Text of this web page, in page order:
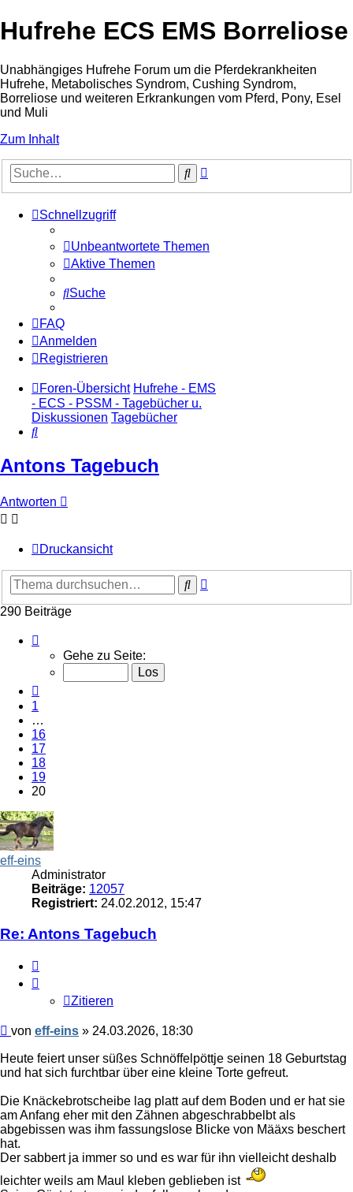
Hufrehe ECS EMS Borreliose
Unabhängiges Hufrehe Forum um die Pferdekrankheiten
Hufrehe, Metabolisches Syndrom, Cushing Syndrom,
Borreliose und weiteren Erkrankungen vom Pferd, Pony, Esel
und Muli
Zum Inhalt
Suche
Schnellzugriff
Unbeantwortete Themen
Aktive Themen
Suche
FAQ
Anmelden
Registrieren
Foren-Übersicht Hufrehe - EMS
- ECS - PSSM - Tagebücher u.
Diskussionen Tagebücher
Suche
Antons Tagebuch
Antworten
Druckansicht
Suche
290 Beiträge
20
20
Gehe zu Seite:
1
…
16
17
18
19
20
eff-eins
Administrator
Beiträge: 12057
Registriert: 24.02.2012, 15:47
Re: Antons Tagebuch
Zitieren
Beitrag
von eff-eins » 24.03.2026, 18:30
Heute feiert unser süßes Schnöffelpöttje seinen 18 Geburtstag
und hat sich furchtbar über eine kleine Torte gefreut.
Die Knäckebrotscheibe lag platt auf dem Boden und er hat sie
am Anfang eher mit den Zähnen abgeschrabbelbt als
abgebissen was ihm fassungslose Blicke von Määxs beschert
hat.
Der sabbert ja immer so und es war für ihn vielleicht deshalb
leichter weils am Maul kleben geblieben ist